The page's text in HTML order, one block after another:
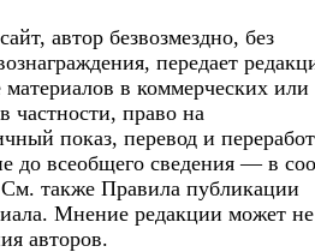
автор безвозмездно, без
передает
материалов в коммерческих или
частности, право на
показ, перевод и
до всеобщего сведения — в
также Правила публикации
Мнение редакции может не
авторов.